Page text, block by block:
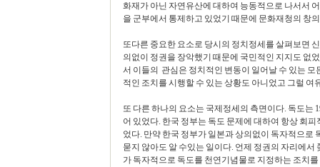
화재가 아닌 자연유산에 대하여 능동적으로 나서서
을 군부에서 통제하고 있었기 때문에 문화재청의 창
또다른 중요한 요소로 당시의 정치정세를 살펴보면
의없이 정권을 장악했기 때문에 국민적인 지지도 없
서 이들의 관심은 정치적인 변동이 일어날 수 있는
적인 조치를 시행할 수 있는 상황도 아니었고 그럴 여
또 다른 하나의 요소는 국제정세의 측면이다. 독도는
어 있었다. 한국 정부는 독도 문제에 대하여 항상 회
었다. 만약 한국 정부가 일본과 상의없이 독자적으로
묻지 않아도 알 수있는 일이다. 언제 정권의 자리에
가 독자적으로 독도를 천연기념물로 지정하는 조치